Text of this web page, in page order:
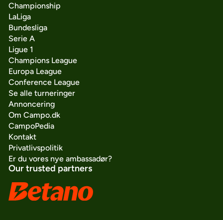
Championship
LaLiga
Bundesliga
Serie A
Ligue 1
Champions League
Europa League
Conference League
Se alle turneringer
Annoncering
Om Campo.dk
CampoPedia
Kontakt
Privatlivspolitik
Er du vores nye ambassadør?
Our trusted partners